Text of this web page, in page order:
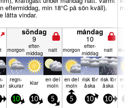
eftermiddag, min 18°C på sön kväll).
lätta vindar.
söndag
9
måndag
10
mor­gon efter­
middag
natt mor­gon efter­
middag
natt
regn­
skurar klar en del
moln
en del
moln
risk för
åska
risk för
åska
en
10 10 5 5 10 10